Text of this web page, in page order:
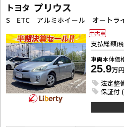
トヨタ プリウス
支払総額(
車両本体価
25.9万円
法定整
保証付
中古車